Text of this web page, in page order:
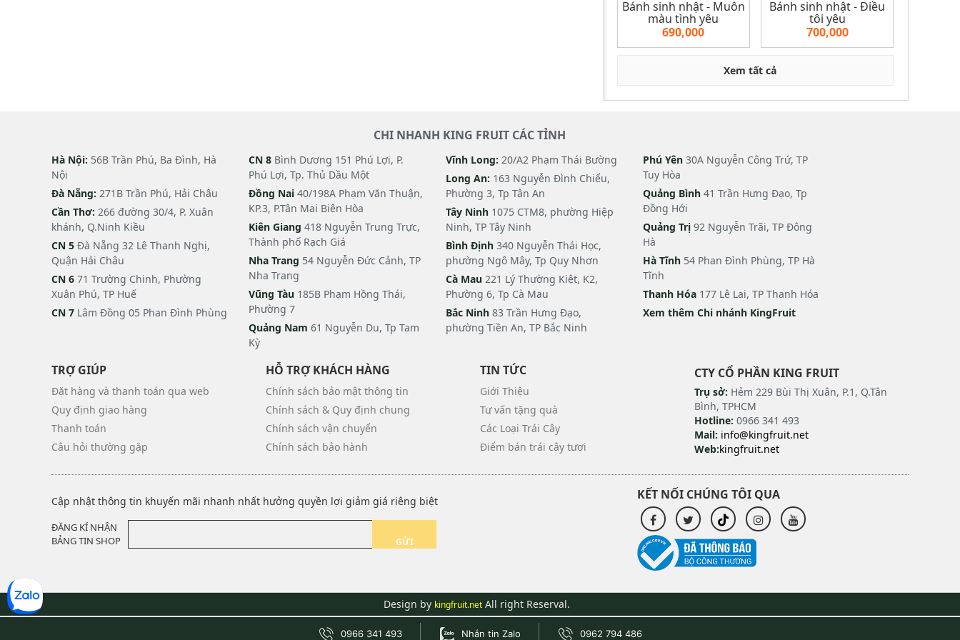
Bánh sinh nhật - Muôn
màu tình yêu
690,000
Bánh sinh nhật - Điều
tôi yêu
700,000
Xem tất cả
CHI NHANH KING FRUIT CÁC TỈNH
Hà Nội: 56B Trần Phú, Ba Đình, Hà
Nội
Đà Nẵng: 271B Trần Phú, Hải Châu
Cần Thơ: 266 đường 30/4, P. Xuân
khánh, Q.Ninh Kiều
CN 5 Đà Nẵng 32 Lê Thanh Nghị,
Quận Hải Châu
CN 6 71 Trường Chinh, Phường
Xuân Phú, TP Huế
CN 7 Lâm Đồng 05 Phan Đình Phùng
CN 8 Bình Dương 151 Phú Lợi, P.
Phú Lợi, Tp. Thủ Dầu Một
Đồng Nai 40/198A Phạm Văn Thuận,
KP.3, P.Tân Mai Biên Hòa
Kiên Giang 418 Nguyễn Trung Trực,
Thành phố Rạch Giá
Nha Trang 54 Nguyễn Đức Cảnh, TP
Nha Trang
Vũng Tàu 185B Phạm Hồng Thái,
Phường 7
Quảng Nam 61 Nguyễn Du, Tp Tam
Kỳ
Vĩnh Long: 20/A2 Phạm Thái Bường
Long An: 163 Nguyễn Đình Chiểu,
Phường 3, Tp Tân An
Tây Ninh 1075 CTM8, phường Hiệp
Ninh, TP Tây Ninh
Bình Định 340 Nguyễn Thái Học,
phường Ngô Mây, Tp Quy Nhơn
Cà Mau 221 Lý Thường Kiệt, K2,
Phường 6, Tp Cà Mau
Bắc Ninh 83 Trần Hưng Đạo,
phường Tiền An, TP Bắc Ninh
Phú Yên 30A Nguyễn Công Trứ, TP
Tuy Hòa
Quảng Bình 41 Trần Hưng Đạo, Tp
Đồng Hới
Quảng Trị 92 Nguyễn Trãi, TP Đông
Hà
Hà Tĩnh 54 Phan Đình Phùng, TP Hà
Tĩnh
Thanh Hóa 177 Lê Lai, TP Thanh Hóa
Xem thêm Chi nhánh KingFruit
TRỢ GIÚP
Đặt hàng và thanh toán qua web
Quy định giao hàng
Thanh toán
Câu hỏi thường gặp
HỖ TRỢ KHÁCH HÀNG
Chính sách bảo mật thông tin
Chính sách & Quy định chung
Chính sách vận chuyển
Chính sách bảo hành
TIN TỨC
Giới Thiệu
Tư vấn tặng quà
Các Loại Trái Cây
Điểm bán trái cây tươi
CTY CỔ PHẦN KING FRUIT
Trụ sở: Hẻm 229 Bùi Thị Xuân, P.1, Q.Tân
Bình, TPHCM
Hotline: 0966 341 493
Mail: info@kingfruit.net
Web:kingfruit.net
Cập nhật thông tin khuyến mãi nhanh nhất hưởng quyền lợi giảm giá riêng biệt
ĐĂNG KÍ NHẬN
BẢNG TIN SHOP
GỬI
KẾT NỐI CHÚNG TÔI QUA
Design by kingfruit.netAll right Reserval.
0966 341 493 Nhắn tin Zalo 0962 794 486